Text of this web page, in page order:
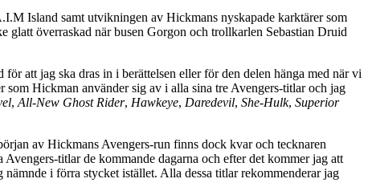
Island samt utvikningen av Hickmans nyskapade karktärer som
glatt överraskad när busen Gorgon och trollkarlen Sebastian Druid
att jag ska dras in i berättelsen eller för den delen hänga med när vi
som Hickman använder sig av i alla sina tre Avengers-titlar och jag
, All-New Ghost Rider, Hawkeye, Daredevil, She-Hulk, Superior
av Hickmans Avengers-run finns dock kvar och tecknaren
titlar de kommande dagarna och efter det kommer jag att
i förra stycket istället. Alla dessa titlar rekommenderar jag